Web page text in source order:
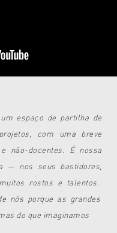
espaço de partilha de
com uma breve
não-docentes.
É nossa
— nos seus bastidores,
rostos e talentos.
nós porque as grandes
do que imaginamos